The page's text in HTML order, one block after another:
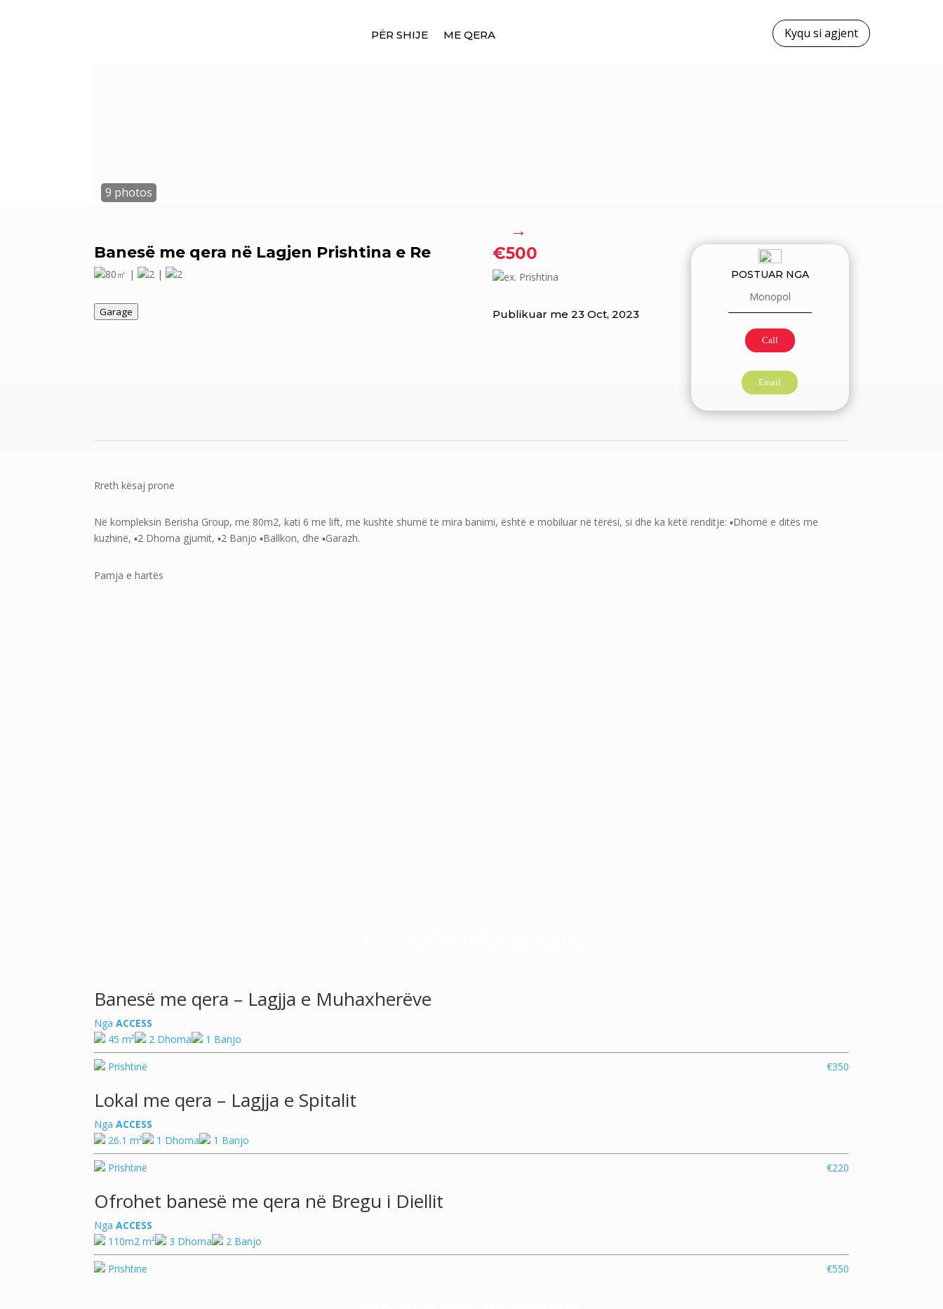
PËR SHIJE ME QERA Kyqu si agjent
→
Banesë me qera në Lagjen Prishtina e Re
80㎡ | 2 | 2
Garage
€500
ex. Prishtina
Publikuar me 23 Oct, 2023
POSTUAR NGA
Monopol
Call
Email
Rreth kësaj prone
Në kompleksin Berisha Group, me 80m2, kati 6 me lift, me kushte shumë të mira banimi, është e mobiluar në tërësi, si dhe ka këtë renditje: ▪️Dhomë e ditës me
kuzhinë, ▪️2 Dhoma gjumit, ▪️2 Banjo ▪️Ballkon, dhe ▪️Garazh.
Pamja e hartës
Banesë me qera – Lagjja e Muhaxherëve
NgaACCESS
45 m²
2 Dhoma 1 Banjo
Prishtinë €350
Lokal me qera – Lagjja e Spitalit
NgaACCESS
26.1 m²
1 Dhoma 1 Banjo
Prishtinë €220
Ofrohet banesë me qera në Bregu i Diellit
NgaACCESS
110m2 m²
3 Dhoma 2 Banjo
Prishtine €550